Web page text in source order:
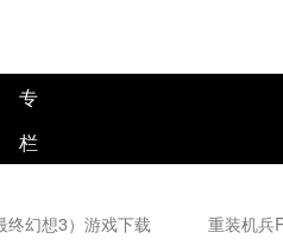
专
栏
终幻想3）游戏下载 重装机兵